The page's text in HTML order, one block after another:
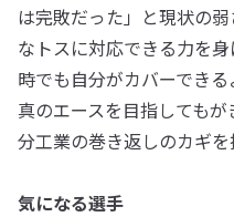
は完敗だった」と現状の
なトスに対応できる力を
時でも自分がカバーできる
真のエースを目指しても
分工業の巻き返しのカギを
気になる選手